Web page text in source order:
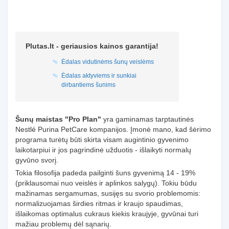
Plutas.lt - geriausios kainos garantija!
Ėdalas vidutinėms šunų veislėms
Ėdalas aktyviems ir sunkiai
dirbantiems šunims
Šunų maistas "Pro Plan" yra gaminamas tarptautinės
Nestlé Purina PetCare kompanijos. Įmonė mano, kad šėrimo
programa turėtų būti skirta visam augintinio gyvenimo
laikotarpiui ir jos pagrindinė užduotis - išlaikyti normalų
gyvūno svorį.
Tokia filosofija padeda pailginti šuns gyvenimą 14 - 19%
(priklausomai nuo veislės ir aplinkos salygų). Tokiu būdu
mažinamas sergamumas, susijęs su svorio problemomis:
normalizuojamas širdies ritmas ir kraujo spaudimas,
išlaikomas optimalus cukraus kiekis kraujyje, gyvūnai turi
mažiau problemų dėl sąnarių.